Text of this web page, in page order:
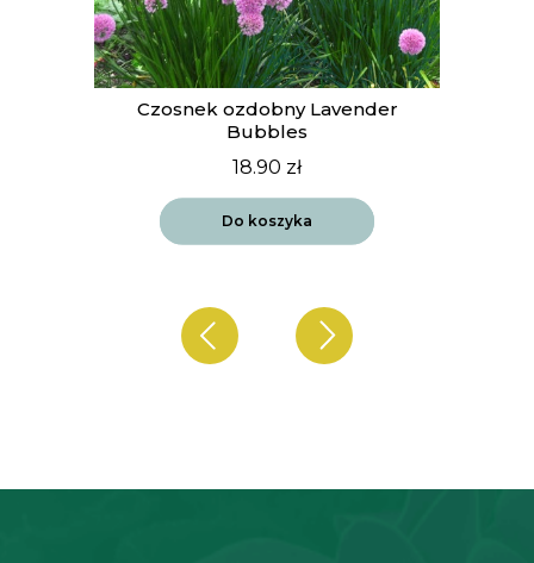
Czosnek ozdobny Lavender
Bubbles
18.90 zł
Do koszyka